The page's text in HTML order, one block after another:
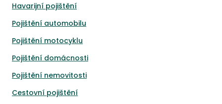
Havarijní pojištění
Pojištění automobilu
Pojištění motocyklu
Pojištění domácnosti
Pojištění nemovitosti
Cestovní pojištění